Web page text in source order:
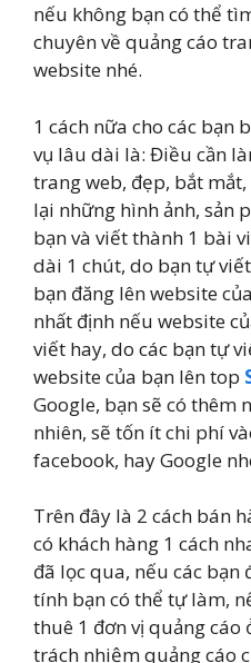
nếu không bạn có thể
chuyên về quảng cáo
website nhé.
1 cách nữa cho các bạn
vụ lâu dài là: Điều cần
trang web, đẹp, bắt
lại những hình ảnh, sản
bạn và viết thành 1 bài
dài 1 chút, do bạn tự
bạn đăng lên website
nhất định nếu website
viết hay, do các bạn tự
website của bạn lên top
Google, bạn sẽ có thêm
nhiên, sẽ tốn ít chi phí
facebook, hay Google
Trên đây là 2 cách bán
có khách hàng 1 cách
đã lọc qua, nếu các
tính bạn có thể tự làm,
thuê 1 đơn vị quảng cáo
trách nhiệm quảng cáo